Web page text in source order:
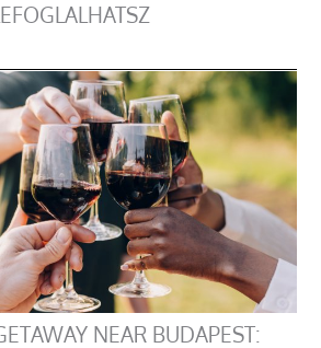
NEAR BUDAPEST: